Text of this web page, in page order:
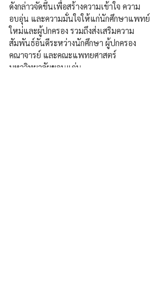
ดังกล่าวจัดขึ้นเพื่อสร้างความเข้าใจ ความ
อบอุ่น และความมั่นใจให้แก่นักศึกษาแพทย์
ใหม่และผู้ปกครอง รวมถึงส่งเสริมความ
สัมพันธ์อันดีระหว่างนักศึกษา ผู้ปกครอง
คณาจารย์ และคณะแพทยศาสตร์
มหาวิทยาลัยขอนแก่น